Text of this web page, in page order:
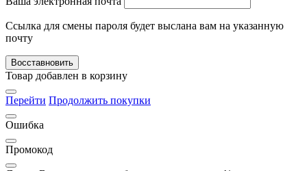
Ссылка для смены пароля будет выслана вам на указанную
почту
Восставновить
Товар добавлен в корзину
Перейти Продолжить покупки
Ошибка
Промокод